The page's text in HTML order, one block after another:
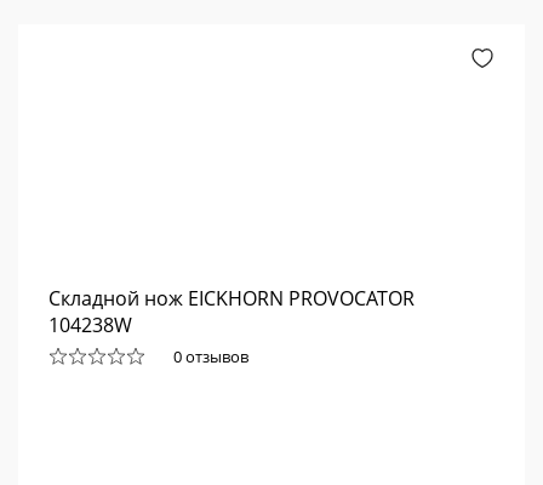
Складной нож EICKHORN PROVOCATOR
104238W
0 отзывов